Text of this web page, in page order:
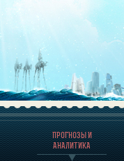
ПРОГНОЗЫ И
АНАЛИТИКА